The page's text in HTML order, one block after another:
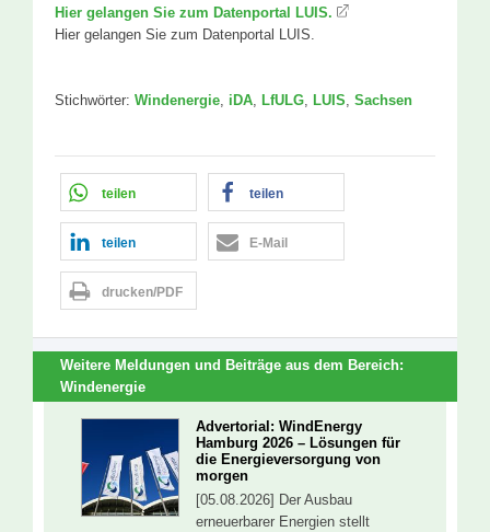
Hier gelangen Sie zum Datenportal LUIS.
Hier gelangen Sie zum Datenportal LUIS.
Stichwörter: Windenergie iDA LfULG LUIS Sachsen
teilen teilen
teilen E-Mail
drucken/PDF
Weitere Meldungen und Beiträge aus dem Bereich:
Windenergie
Advertorial: WindEnergy
Hamburg 2026 – Lösungen für
die Energieversorgung von
morgen
[05.08.2026] Der Ausbau
erneuerbarer Energien stellt